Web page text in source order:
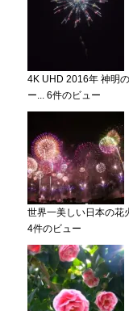
4K UHD 2016年 神明
ー... 6件のビュー
世界一美しい日本の花
4件のビュー